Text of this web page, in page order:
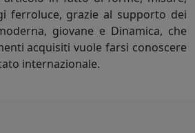
ferroluce, grazie al supporto dei
giovane e Dinamica, che
acquisiti vuole farsi conoscere
internazionale.